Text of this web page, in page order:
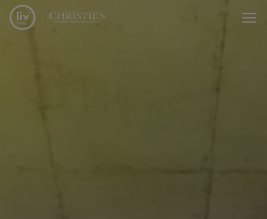
Passer le menu et aller au contenu